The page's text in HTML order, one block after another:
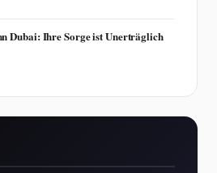
Dubai: Ihre Sorge ist Unerträglich